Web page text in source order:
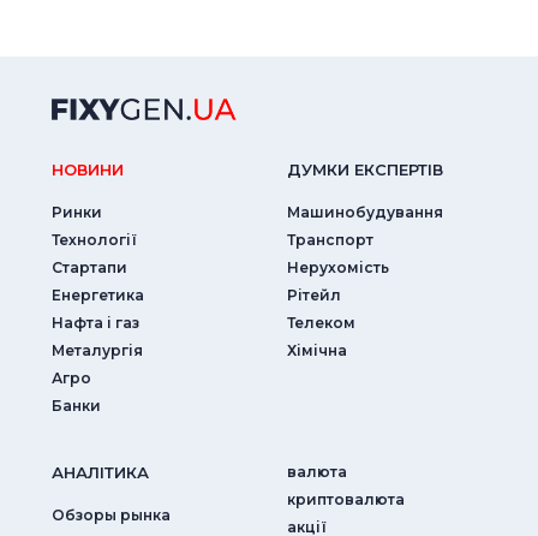
НОВИНИ
Ринки
Технології
Стартапи
Енергетика
Нафта і газ
Металургія
Агро
Банки
ДУМКИ ЕКСПЕРТIВ
Машинобудування
Транспорт
Нерухомість
Рітейл
Телеком
Хімічна
АНАЛIТИКА
Обзоры рынка
валюта
криптовалюта
акції